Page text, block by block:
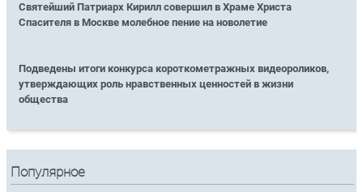
Святейший Патриарх Кирилл совершил в Храме Христа
Спасителя в Москве молебное пение на новолетие
Подведены итоги конкурса короткометражных видеороликов,
утверждающих роль нравственных ценностей в жизни
общества
Популярное